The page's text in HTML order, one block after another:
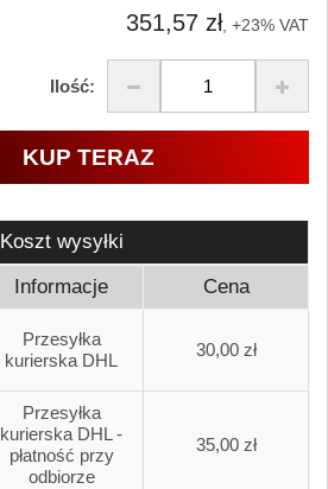
351,57 zł, +23% VAT
Ilość:
KUP TERAZ
Koszt wysyłki
Informacje Cena
Przesyłka
kurierska DHL
30,00 zł
Przesyłka
kurierska DHL -
płatność przy
odbiorze
35,00 zł